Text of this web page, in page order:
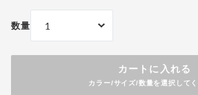
数量
カートに入れる
カラー/サイズ/数量を選択して